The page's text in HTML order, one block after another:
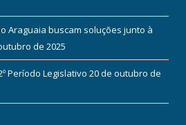
Araguaia buscam soluções junto à
de 2025
Período Legislativo 20 de outubro de